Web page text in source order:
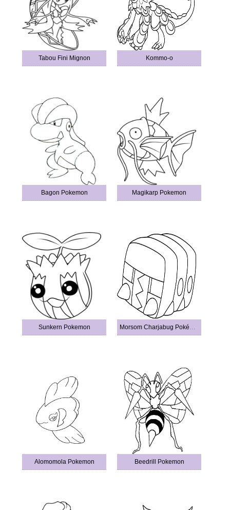
Tabou Fini Mignon Kommo-o
Bagon Pokemon Magikarp Pokemon
Sunkern Pokemon Morsom Charjabug Pokémon
Alomomola Pokemon Beedrill Pokemon